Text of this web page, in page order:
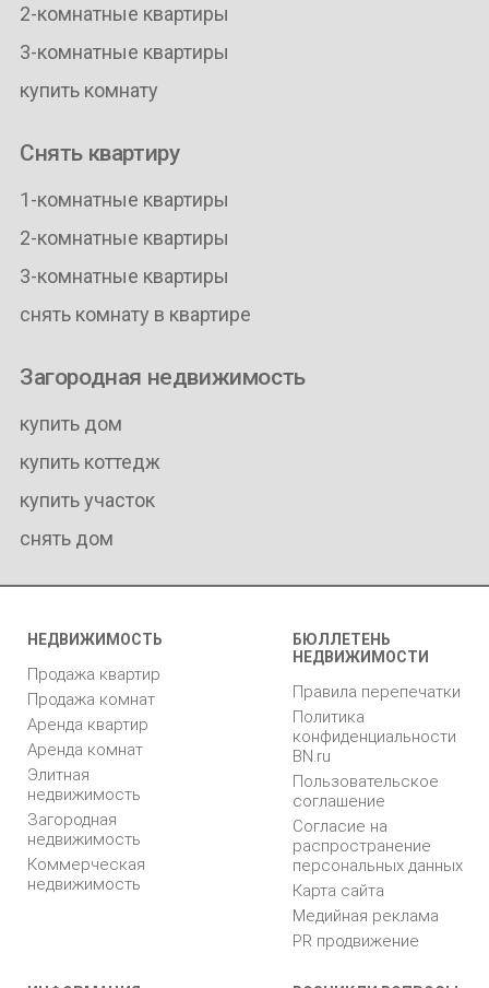
2-комнатные квартиры
3-комнатные квартиры
купить комнату
Снять квартиру
1-комнатные квартиры
2-комнатные квартиры
3-комнатные квартиры
снять комнату в квартире
Загородная недвижимость
купить дом
купить коттедж
купить участок
снять дом
НЕДВИЖИМОСТЬ
Продажа квартир
Продажа комнат
Аренда квартир
Аренда комнат
Элитная
недвижимость
Загородная
недвижимость
Коммерческая
недвижимость
БЮЛЛЕТЕНЬ
НЕДВИЖИМОСТИ
Правила перепечатки
Политика
конфиденциальности
BN.ru
Пользовательское
соглашение
Согласие на
распространение
персональных данных
Карта сайта
Медийная реклама
PR продвижение